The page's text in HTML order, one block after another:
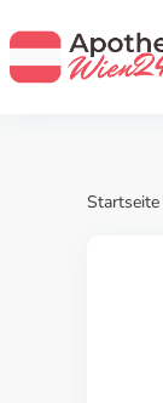
Startseite